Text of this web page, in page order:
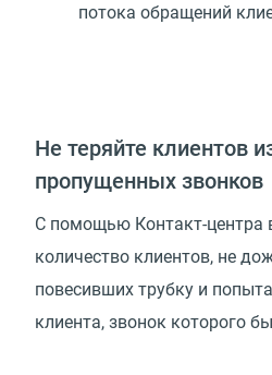
потока обращений
Не теряйте клиентов
пропущенных звонков
С помощью Контакт-
количество клиентов, не
повесивших трубку и
клиента, звонок которого